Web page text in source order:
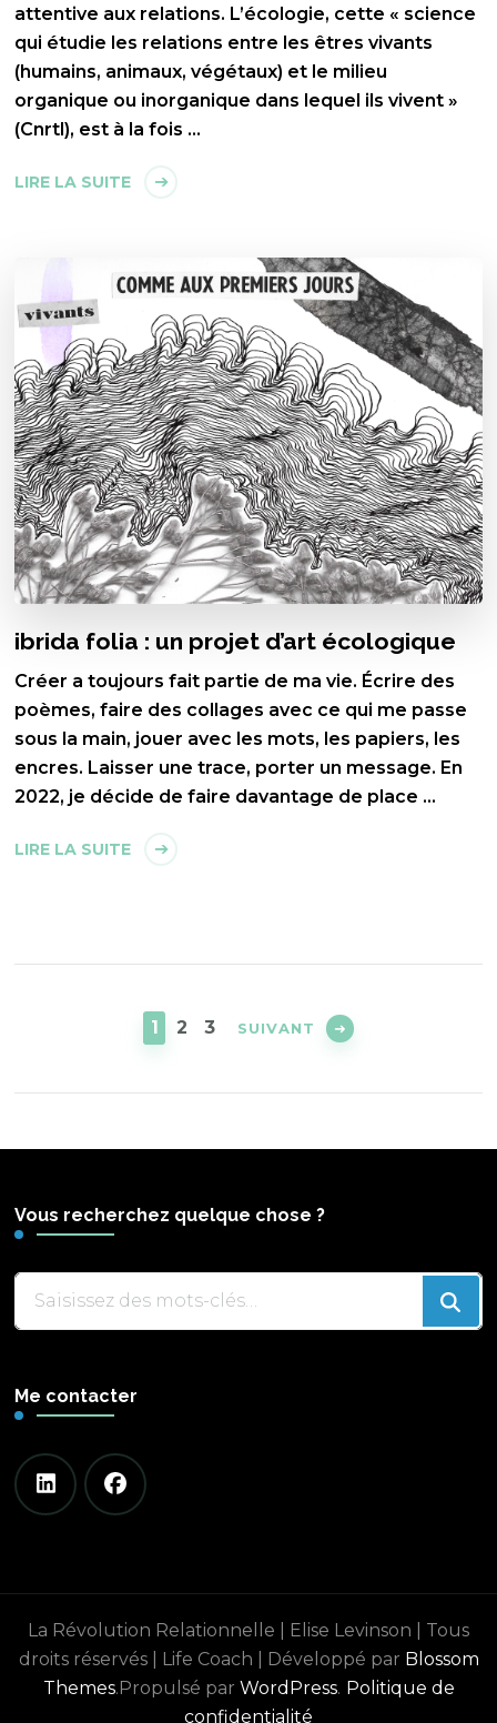
attentive aux relations. L’écologie, cette « science
qui étudie les relations entre les êtres vivants
(humains, animaux, végétaux) et le milieu
organique ou inorganique dans lequel ils vivent »
(Cnrtl), est à la fois …
LIRE LA SUITE
ibrida folia : un projet d’art écologique
Créer a toujours fait partie de ma vie. Écrire des
poèmes, faire des collages avec ce qui me passe
sous la main, jouer avec les mots, les papiers, les
encres. Laisser une trace, porter un message. En
2022, je décide de faire davantage de place …
LIRE LA SUITE
PAGE
1 PAGE
2 PAGE
3 SUIVANT
Vous recherchez quelque chose ?
?
Me contacter
La Révolution Relationnelle | Elise Levinson | Tous
droits réservés |
Life Coach | Développé par Blossom
Themes.Propulsé par WordPress. Politique de
confidentialité